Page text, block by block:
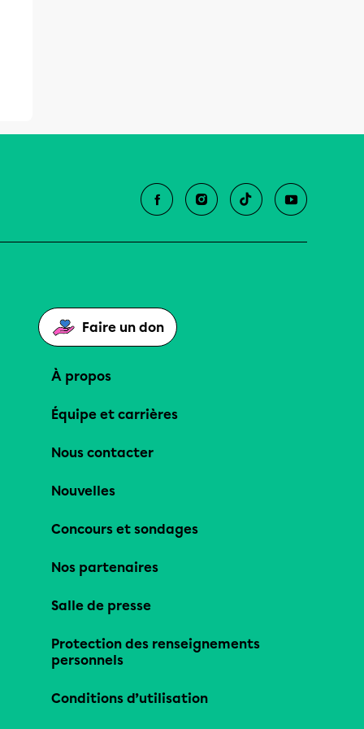
Faire un don
À propos
Équipe et carrières
Nous contacter
Nouvelles
Concours et sondages
Nos partenaires
Salle de presse
Protection des renseignements
personnels
Conditions d’utilisation